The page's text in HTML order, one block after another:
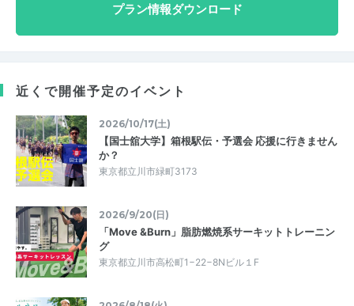
プラン情報ダウンロード
近くで開催予定のイベント
2026/10/17(土)
【国士舘大学】箱根駅伝・予選会 応援に行きません
か？
東京都立川市緑町3173
2026/9/20(日)
「Move &Burn」脂肪燃焼系サーキットトレーニン
グ
東京都立川市高松町1−22−8Nビル１F